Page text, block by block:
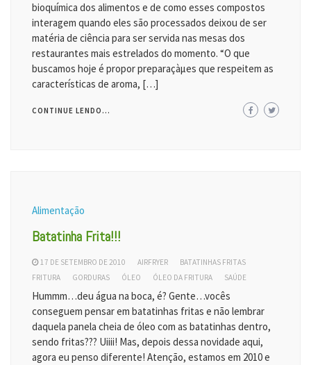
bioquímica dos alimentos e de como esses compostos
interagem quando eles são processados deixou de ser
matéria de ciência para ser servida nas mesas dos
restaurantes mais estrelados do momento. “O que
buscamos hoje é propor preparaçàµes que respeitem as
características de aroma, […]
CONTINUE LENDO...
Alimentação
Batatinha Frita!!!
17 DE SETEMBRO DE 2010 AIRFRYER
BATATINHAS FRITAS
FRITURA
GORDURAS ÓLEO ÓLEO DA FRITURA SAÚDE
Hummm…deu água na boca, é? Gente…vocês
conseguem pensar em batatinhas fritas e não lembrar
daquela panela cheia de óleo com as batatinhas dentro,
sendo fritas??? Uiiii! Mas, depois dessa novidade aqui,
agora eu penso diferente! Atenção, estamos em 2010 e